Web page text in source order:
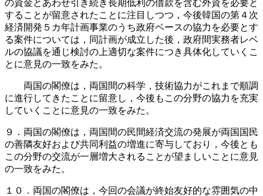
の資金とあわせ引き続き長期低利の借款を含む外資を必要と
することが留意されたことに注目しつつ，今後韓国の第４次
経済開発５カ年計画事業のうち政府ベースの協力を必要とす
る案件については，同計画が成立した後，政府間実務者レベ
ルの協議を通じ検討の上適切な案件につき具体化していくこ
とに意見の一致をみた。
両国の閣僚は，両国間の科学，技術協力がこれまで順調
に進行してきたことに留意し，今後もこの分野の協力を充実
していくことに意見の一致をみた。
９．両国の閣僚は，両国間の民間経済交流の発展が両国国民
の善隣友好および共同利益の増進に寄与しており，今後とも
この分野の交流が一層増大されることが望ましいことに意見
の一致をみた。
１０．両国の閣僚は，今回の会議が終始友好的な雰囲気の中